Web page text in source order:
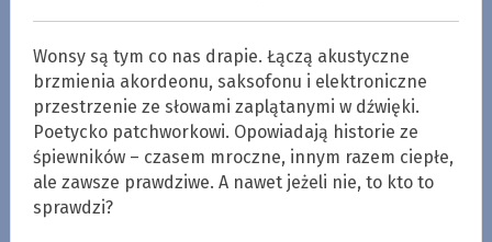
Wonsy są tym co nas drapie. Łączą akustyczne
brzmienia akordeonu, saksofonu i elektroniczne
przestrzenie ze słowami zaplątanymi w dźwięki.
Poetycko patchworkowi. Opowiadają historie ze
śpiewników – czasem mroczne, innym razem ciepłe,
ale zawsze prawdziwe. A nawet jeżeli nie, to kto to
sprawdzi?